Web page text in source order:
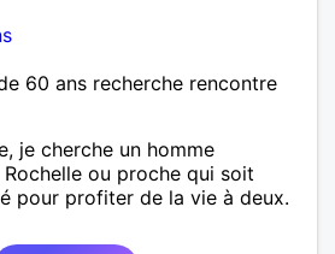
60 ans recherche rencontre
je cherche un homme
ou proche qui soit
pour profiter de la vie à deux.